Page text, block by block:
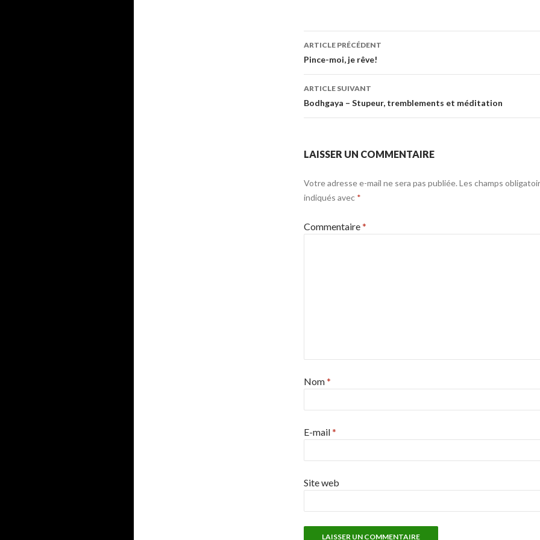
Navigation
des
articles
ARTICLE PRÉCÉDENT
Pince-moi, je rêve!
ARTICLE SUIVANT
Bodhgaya – Stupeur, tremblements et méditation
LAISSER UN COMMENTAIRE
Votre adresse e-mail ne sera pas publiée. Les champs
indiqués avec *
Commentaire*
Nom*
E-mail*
Site web